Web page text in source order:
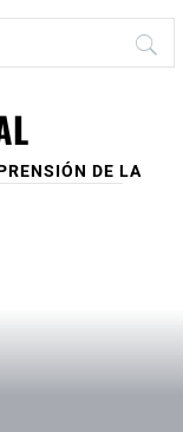
DE LA